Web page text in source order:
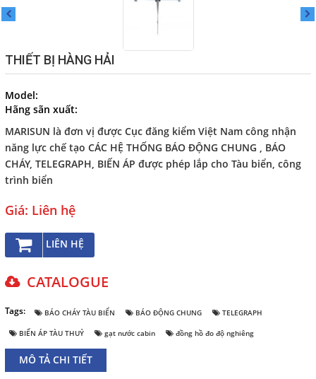
THIẾT BỊ HÀNG HẢI
Model:
Hãng sãn xuất:
MARISUN là đơn vị được Cục đăng kiểm Việt Nam công nhận
năng lực chế tạo CÁC HỆ THỐNG BÁO ĐỘNG CHUNG , BÁO
CHÁY, TELEGRAPH, BIẾN ÁP được phép lắp cho Tàu biển, công
trình biển
Giá: Liên hệ
LIÊN HỆ
CATALOGUE
Tags: BÁO CHÁY TÀU BIỂN BÁO ĐỘNG CHUNG TELEGRAPH
BIẾN ÁP TÀU THUỶ gạt nước cabin đồng hồ đo độ nghiêng
MÔ TẢ CHI TIẾT
CÁP ĐIỆN HÀNG HẢI - CÁP
OFSOR
Dịch vụ
Liên hệ
Tiếng Việt
THEO DÕI
Facebook